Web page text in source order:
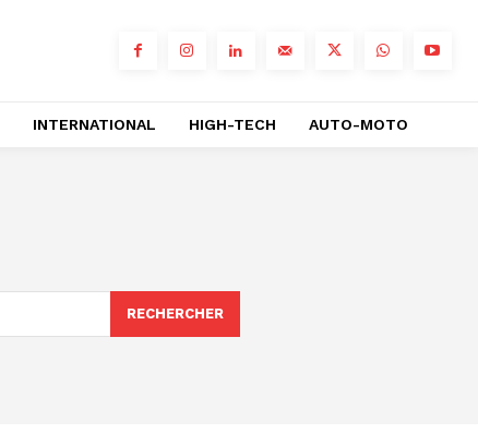
INTERNATIONAL HIGH-TECH AUTO-MOTO
RECHERCHER